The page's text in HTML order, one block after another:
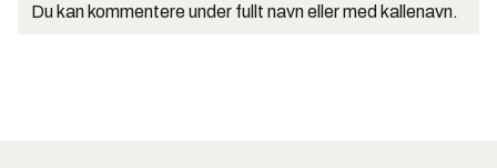
Du kan kommentere under fullt navn eller med kallenavn.